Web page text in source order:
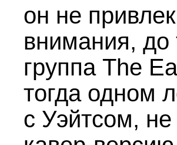
он не
внимания, до
группа The
тогда одном
с Уэйтсом,